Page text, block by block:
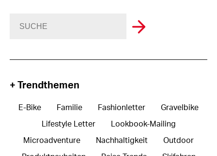
+ Trendthemen
E-Bike Familie Fashionletter Gravelbike
Lifestyle Letter Lookbook-Mailing
Microadventure Nachhaltigkeit Outdoor